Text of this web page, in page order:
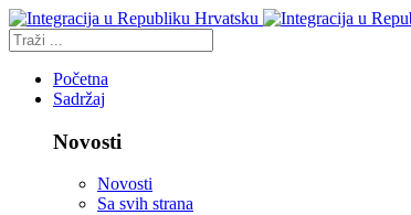
Početna
Sadržaj
Novosti
Novosti
Sa svih strana